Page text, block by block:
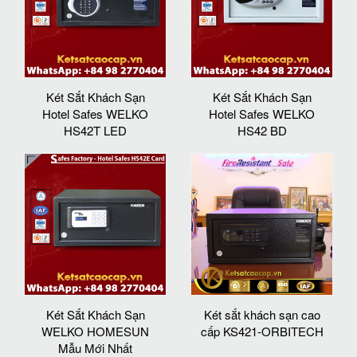
Két Sắt Khách Sạn
Hotel Safes WELKO
HS42T LED
Két Sắt Khách Sạn
Hotel Safes WELKO
HS42 BD
Két Sắt Khách Sạn
WELKO HOMESUN
Mẫu Mới Nhất
Két sắt khách sạn cao
cấp KS421-ORBITECH